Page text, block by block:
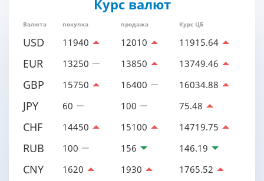
Курс валют
Валюта покупка продажа Курс ЦБ
USD 11940 12010 11915.64
EUR 13250 13850 13749.46
GBP 15750 16400 16034.88
JPY 60 100 75.48
CHF 14450 15100 14719.75
RUB 100 156 146.19
CNY 1620 1930 1765.52